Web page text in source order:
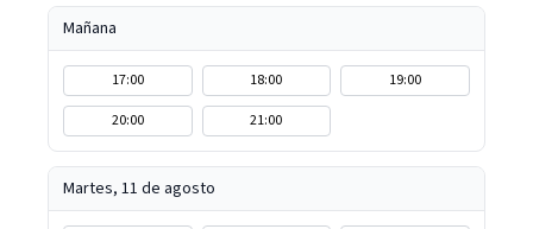
Mañana
17:00 18:00
19:00
20:00
21:00
Martes, 11 de agosto